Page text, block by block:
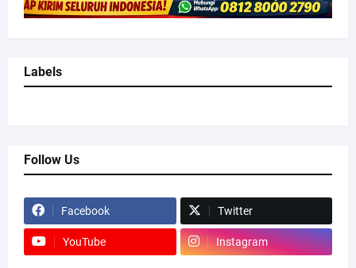
Labels
Follow Us
Facebook Twitter
YouTube Instagram